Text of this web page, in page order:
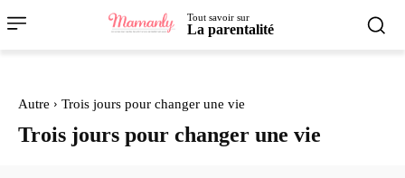
Tout savoir sur
La parentalité
Autre Trois jours pour changer une vie
Trois jours pour changer une vie